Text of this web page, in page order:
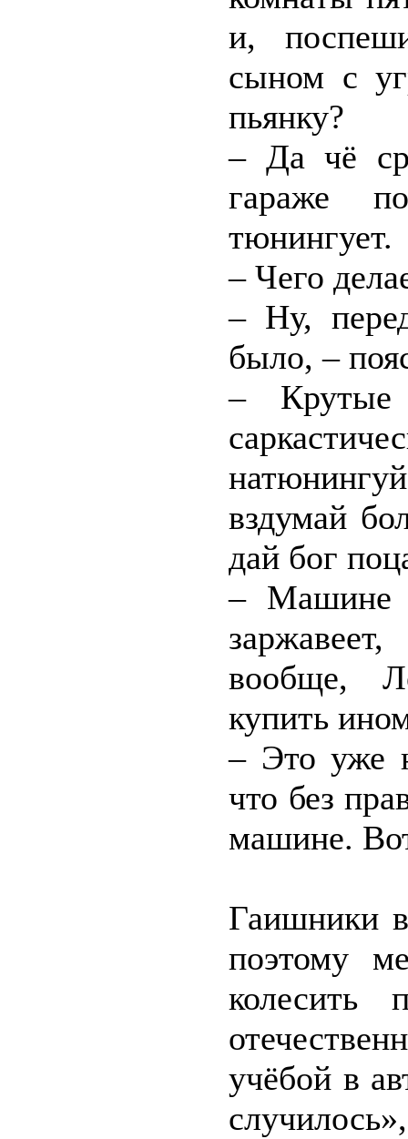
и,
сыном с
пьянку?
– Да чё
гараже
тюнингует.
– Чего
– Ну,
было, –
–
вздумай
дай бог
– Машине
вообще,
купить
– Это уже
что без
машине.
Гаишники
поэтому
колесить
учёбой в